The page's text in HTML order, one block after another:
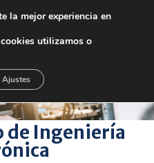
electronica@us.es
de Ingeniería
la mejor experiencia en
utilizamos o
Ajustes